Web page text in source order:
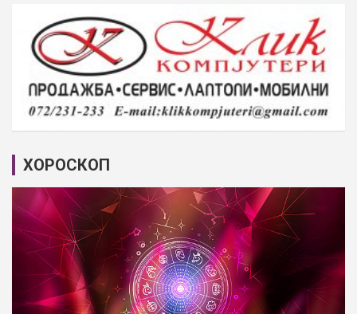
ХОРОСКОП